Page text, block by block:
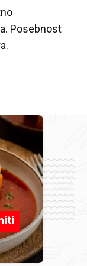
Posebnost